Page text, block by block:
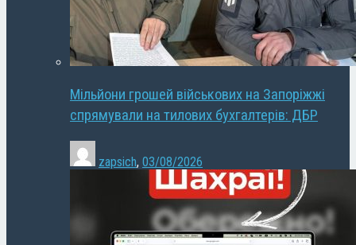
Мільйони грошей військових на Запоріжжі
спрямували на тилових бухгалтерів: ДБР
zapsich, 03/08/2026